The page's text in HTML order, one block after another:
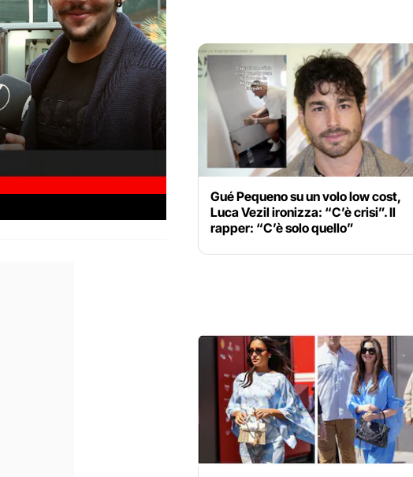
Gué Pequeno su un volo low cost,
Luca Vezil ironizza: “C’è crisi”. Il
rapper: “C’è solo quello”